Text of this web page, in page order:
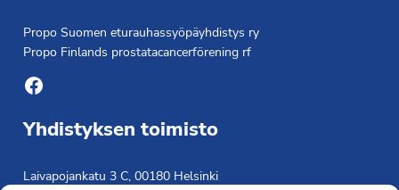
Propo Suomen eturauhassyöpäyhdistys ry
Propo Finlands prostatacancerförening rf
Facebook
Yhdistyksen toimisto
Laivapojankatu 3 C, 00180 Helsinki